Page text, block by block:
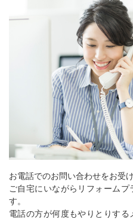
お電話でのお問い合わせをお受
ご自宅にいながらリフォーム
す。
電話の方が何度もやりとりす